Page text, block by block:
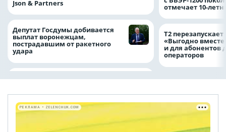
Json & Partners
Депутат Госдумы добивается
выплат воронежцам,
пострадавшим от ракетного
удара
отмечает 10-
Т2
«Выгодно
и для абонентов
операторов
РЕКЛАМА • ZELENCHUK.COM